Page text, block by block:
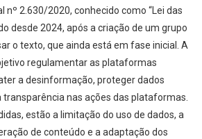
nº 2.630/2020, conhecido como “Lei das
desde 2024, após a criação de um grupo
o texto, que ainda está em fase inicial. A
regulamentar as plataformas
a desinformação, proteger dados
nas ações das plataformas.
estão a limitação do uso de dados, a
de conteúdo e a adaptação dos